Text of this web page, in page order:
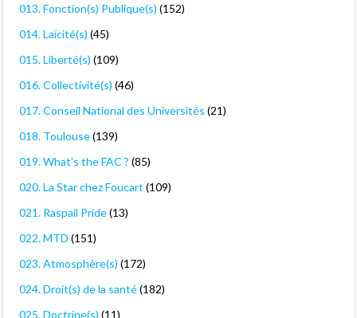
013. Fonction(s) Publique(s) (152)
014. Laïcité(s) (45)
015. Liberté(s) (109)
016. Collectivité(s) (46)
017. Conseil National des Universités (21)
018. Toulouse(139)
019. What's the FAC ? (85)
020. La Star chez Foucart (109)
021. Raspail Pride(13)
022. MTD (151)
023. Atmosphère(s) (172)
024. Droit(s) de la santé(182)
025. Doctrine(s) (11)